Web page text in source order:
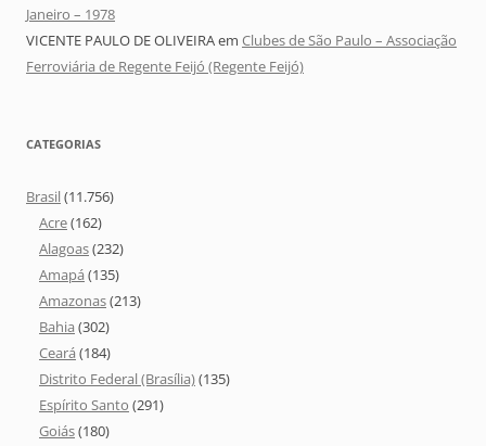
Janeiro – 1978
VICENTE PAULO DE OLIVEIRAem Clubes de São Paulo – Associação
Ferroviária de Regente Feijó (Regente Feijó)
CATEGORIAS
Brasil(11.756)
Acre(162)
Alagoas(232)
Amapá (135)
Amazonas(213)
Bahia (302)
Ceará (184)
Distrito Federal (Brasília)(135)
Espírito Santo (291)
Goiás(180)